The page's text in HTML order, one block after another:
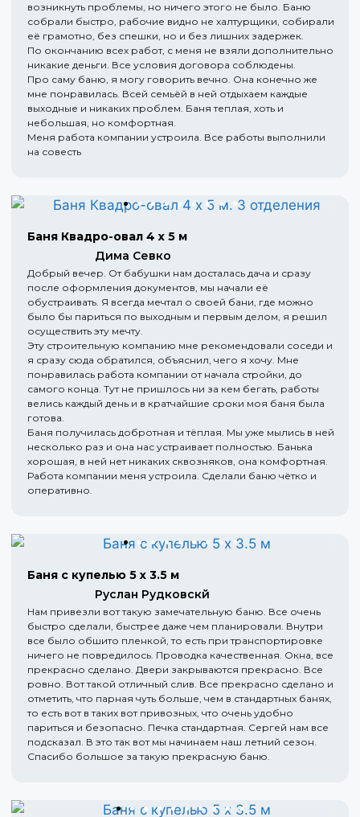
возникнуть проблемы, но ничего этого не было. Баню
собрали быстро, рабочие видно не халтурщики, собирали
её грамотно, без спешки, но и без лишних задержек.
По окончанию всех работ, с меня не взяли дополнительно
никакие деньги. Все условия договора соблюдены.
Про саму баню, я могу говорить вечно. Она конечно же
мне понравилась. Всей семьёй в ней отдыхаем каждые
выходные и никаких проблем. Баня теплая, хоть и
небольшая, но комфортная.
Меня работа компании устроила. Все работы выполнили
на совесть
Баня Квадро-овал 4 х 5 м
Дима Севко
Добрый вечер. От бабушки нам досталась дача и сразу
после оформления документов, мы начали её
обустраивать. Я всегда мечтал о своей бани, где можно
было бы париться по выходным и первым делом, я решил
осуществить эту мечту.
Эту строительную компанию мне рекомендовали соседи и
я сразу сюда обратился, объяснил, чего я хочу. Мне
понравилась работа компании от начала стройки, до
самого конца. Тут не пришлось ни за кем бегать, работы
велись каждый день и в кратчайшие сроки моя баня была
готова.
Баня получилась добротная и тёплая. Мы уже мылись в ней
несколько раз и она нас устраивает полностью. Банька
хорошая, в ней нет никаких сквозняков, она комфортная.
Работа компании меня устроила. Сделали баню чётко и
оперативно.
Баня с купелью 5 х 3.5 м
Руслан Рудковскй
Нам привезли вот такую замечательную баню. Все очень
быстро сделали, быстрее даже чем планировали. Внутри
все было обшито пленкой, то есть при транспортировке
ничего не повредилось. Проводка качественная. Окна, все
прекрасно сделано. Двери закрываются прекрасно. Все
ровно. Вот такой отличный слив. Все прекрасно сделано и
отметить, что парная чуть больше, чем в стандартных банях,
то есть вот в таких вот привозных, что очень удобно
париться и безопасно. Печка стандартная. Сергей нам все
подсказал. В это так вот мы начинаем наш летний сезон.
Спасибо большое за такую прекрасную баню.